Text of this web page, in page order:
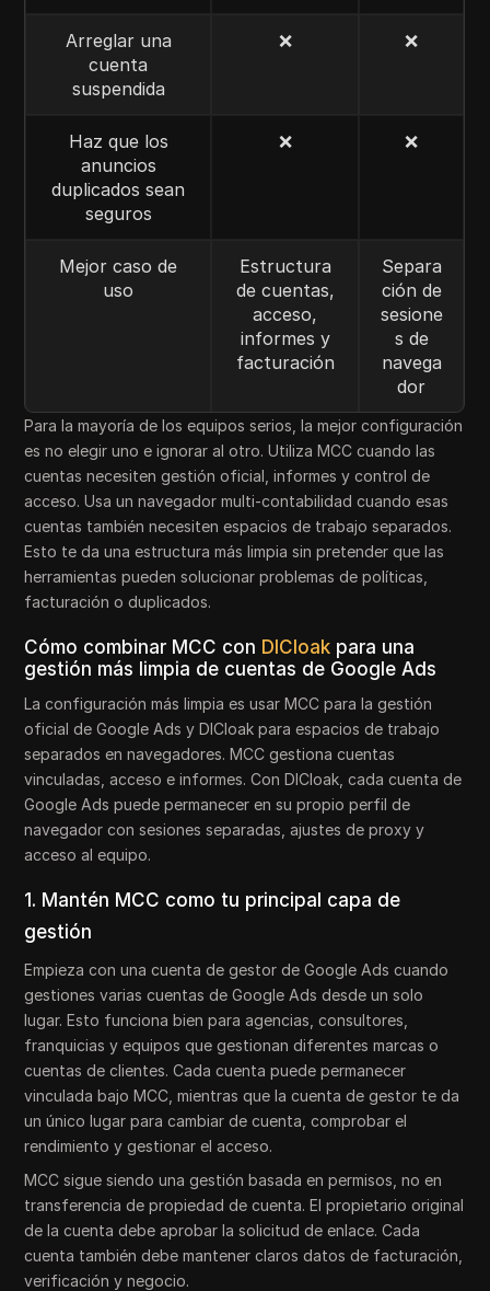
Arreglar una
cuenta
suspendida
❌ ❌
Haz que los
anuncios
duplicados sean
seguros
❌ ❌
Mejor caso de
uso
Estructura
de cuentas,
acceso,
informes y
facturación
Separa
ción de
sesione
s de
navega
dor
Para la mayoría de los equipos serios, la mejor configuración
es no elegir uno e ignorar al otro. Utiliza MCC cuando las
cuentas necesiten gestión oficial, informes y control de
acceso. Usa un navegador multi-contabilidad cuando esas
cuentas también necesiten espacios de trabajo separados.
Esto te da una estructura más limpia sin pretender que las
herramientas pueden solucionar problemas de políticas,
facturación o duplicados.
Cómo combinar MCC con DICloak para una
gestión más limpia de cuentas de Google Ads
La configuración más limpia es usar MCC para la gestión
oficial de Google Ads y DICloak para espacios de trabajo
separados en navegadores. MCC gestiona cuentas
vinculadas, acceso e informes. Con DICloak, cada cuenta de
Google Ads puede permanecer en su propio perfil de
navegador con sesiones separadas, ajustes de proxy y
acceso al equipo.
1. Mantén MCC como tu principal capa de
gestión
Empieza con una cuenta de gestor de Google Ads cuando
gestiones varias cuentas de Google Ads desde un solo
lugar. Esto funciona bien para agencias, consultores,
franquicias y equipos que gestionan diferentes marcas o
cuentas de clientes. Cada cuenta puede permanecer
vinculada bajo MCC, mientras que la cuenta de gestor te da
un único lugar para cambiar de cuenta, comprobar el
rendimiento y gestionar el acceso.
MCC sigue siendo una gestión basada en permisos, no en
transferencia de propiedad de cuenta. El propietario original
de la cuenta debe aprobar la solicitud de enlace. Cada
cuenta también debe mantener claros datos de facturación,
verificación y negocio.